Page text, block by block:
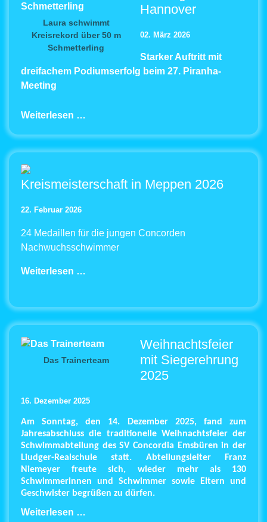
Laura schwimmt
Kreisrekord über 50 m
Schmetterling
Hannover
02. März 2026
Starker Auftritt mit
dreifachem Podiumserfolg beim 27. Piranha-
Meeting
Weiterlesen …
Kreismeisterschaft in Meppen 2026
22. Februar 2026
24 Medaillen für die jungen Concorden
Nachwuchsschwimmer
Weiterlesen …
Das Trainerteam
Weihnachtsfeier
mit Siegerehrung
2025
16. Dezember 2025
Am Sonntag, den 14. Dezember 2025, fand zum
Jahresabschluss die traditionelle Weihnachtsfeier der
Schwimmabteilung des SV Concordia Emsbüren in der
Liudger-Realschule statt. Abteilungsleiter Franz
Niemeyer freute sich, wieder mehr als 130
Schwimmerinnen und Schwimmer sowie Eltern und
Geschwister begrüßen zu dürfen.
Weiterlesen …